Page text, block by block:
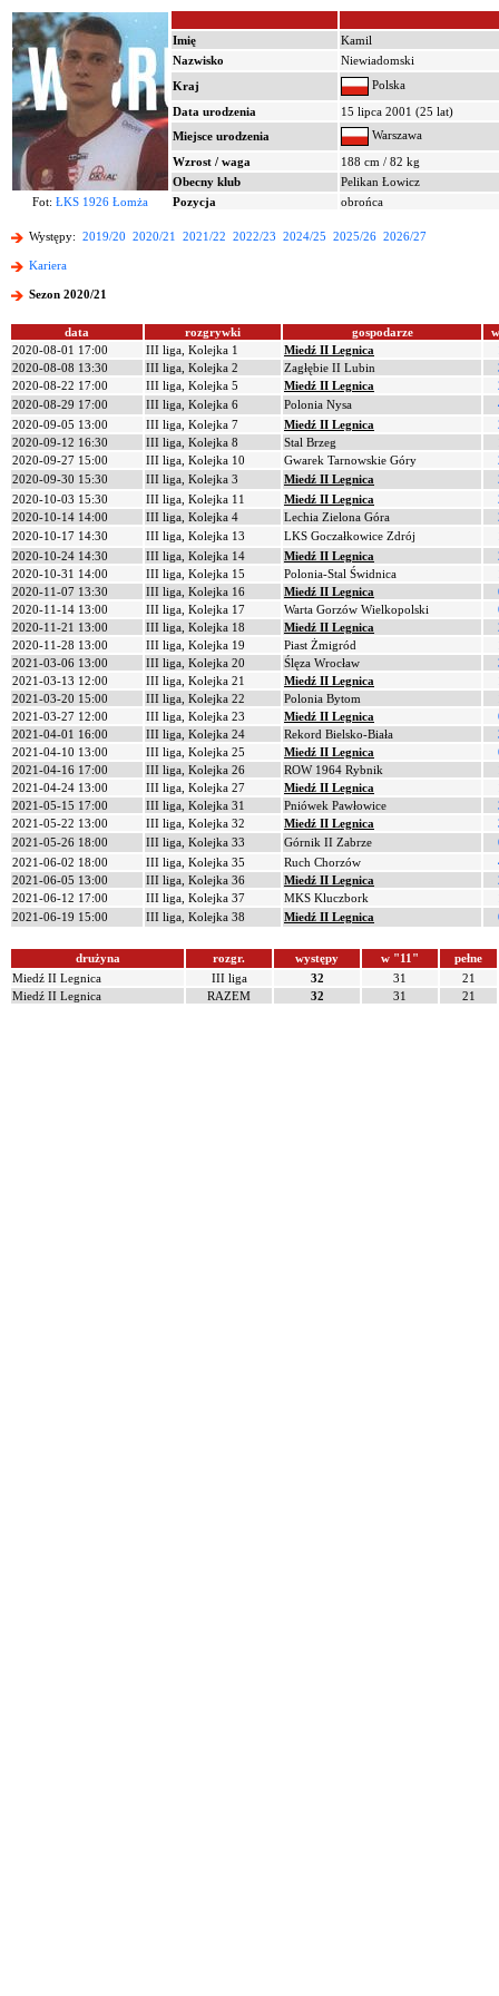
Imię
Kamil
Nazwisko
Niewiadomski
Kraj
Polska
Data urodzenia
15 lipca 2001 (25 lat)
Miejsce urodzenia
Warszawa
Wzrost / waga
188 cm / 82 kg
Obecny klub
Pelikan Łowicz
Fot: ŁKS 1926 Łomża Pozycja obrońca
Występy: 2019/20 2020/21 2021/22 2022/23 2024/25 2025/26 2026/27
Kariera
Sezon 2020/21
data rozgrywki gospodarze
2020-08-01 17:00
III liga, Kolejka 1 Miedź II Legnica
2020-08-08 13:30
III liga, Kolejka 2 Zagłębie II Lubin
2020-08-22 17:00
III liga, Kolejka 5 Miedź II Legnica
2020-08-29 17:00
III liga, Kolejka 6 Polonia Nysa
2020-09-05 13:00
III liga, Kolejka 7 Miedź II Legnica
2020-09-12 16:30
III liga, Kolejka 8 Stal Brzeg
2020-09-27 15:00
III liga, Kolejka 10 Gwarek Tarnowskie Góry
2020-09-30 15:30
III liga, Kolejka 3 Miedź II Legnica
2020-10-03 15:30
III liga, Kolejka 11 Miedź II Legnica
2020-10-14 14:00
III liga, Kolejka 4 Lechia Zielona Góra
2020-10-17 14:30
III liga, Kolejka 13 LKS Goczałkowice Zdrój
2020-10-24 14:30
III liga, Kolejka 14 Miedź II Legnica
2020-10-31 14:00
III liga, Kolejka 15 Polonia-Stal Świdnica
2020-11-07 13:30
III liga, Kolejka 16 Miedź II Legnica
2020-11-14 13:00
III liga, Kolejka 17 Warta Gorzów Wielkopolski
2020-11-21 13:00
III liga, Kolejka 18 Miedź II Legnica
2020-11-28 13:00
III liga, Kolejka 19 Piast Żmigród
2021-03-06 13:00
III liga, Kolejka 20 Ślęza Wrocław
2021-03-13 12:00
III liga, Kolejka 21 Miedź II Legnica
2021-03-20 15:00
III liga, Kolejka 22 Polonia Bytom
2021-03-27 12:00
III liga, Kolejka 23 Miedź II Legnica
2021-04-01 16:00
III liga, Kolejka 24 Rekord Bielsko-Biała
2021-04-10 13:00
III liga, Kolejka 25 Miedź II Legnica
2021-04-16 17:00
III liga, Kolejka 26 ROW 1964 Rybnik
2021-04-24 13:00
III liga, Kolejka 27 Miedź II Legnica
2021-05-15 17:00
III liga, Kolejka 31 Pniówek Pawłowice
2021-05-22 13:00
III liga, Kolejka 32 Miedź II Legnica
2021-05-26 18:00
III liga, Kolejka 33 Górnik II Zabrze
2021-06-02 18:00
III liga, Kolejka 35 Ruch Chorzów
2021-06-05 13:00
III liga, Kolejka 36 Miedź II Legnica
2021-06-12 17:00
III liga, Kolejka 37 MKS Kluczbork
2021-06-19 15:00
III liga, Kolejka 38 Miedź II Legnica
drużyna rozgr. występy w "11"
pełne
Miedź II Legnica
III liga 32 31
21
Miedź II Legnica
RAZEM 32 31 21